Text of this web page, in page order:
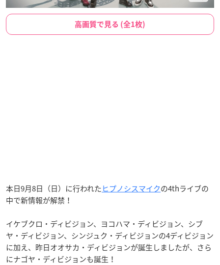
高画質で見る (全1枚)
本日9月8日（日）に行われたヒプノシスマイクの4thライブの
中で新情報が解禁！
イケブクロ・ディビジョン、ヨコハマ・ディビジョン、シブ
ヤ・ディビジョン、シンジュク・ディビジョンの4ディビジョン
に加え、昨日オオサカ・ディビジョンが誕生しましたが、さら
にナゴヤ・ディビジョンも誕生！